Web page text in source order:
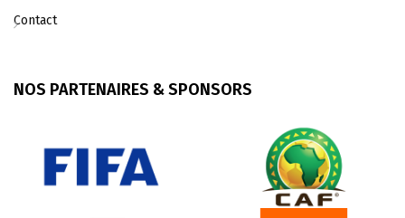
Contact
NOS PARTENAIRES & SPONSORS